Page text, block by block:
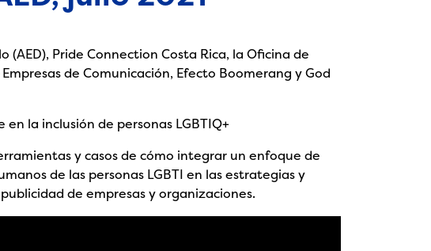
(AED), Pride Connection Costa Rica, la Oficina de
de Comunicación, Efecto Boomerang y God
la inclusión de personas LGBTIQ+
y casos de cómo integrar un enfoque de
de las personas LGBTI en las estrategias y
de empresas y organizaciones.